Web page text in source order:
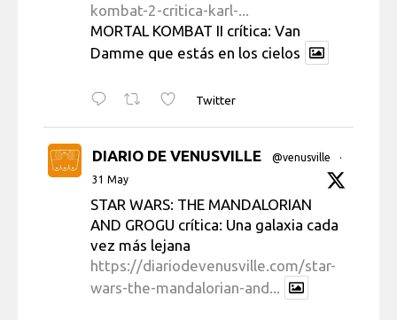
kombat-2-critica-karl-...
MORTAL KOMBAT II crítica: Van
Damme que estás en los cielos
Twitter
DIARIO DE VENUSVILLE @venusville
·
31 May
STAR WARS: THE MANDALORIAN
AND GROGU crítica: Una galaxia cada
vez más lejana
https://diariodevenusville.com/star-
wars-the-mandalorian-and...